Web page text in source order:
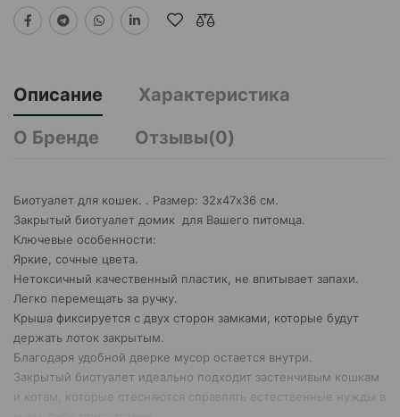
Описание
Характеристика
О Бренде
Отзывы(0)
Биотуалет для кошек. . Размер: 32х47х36 см.
Закрытый биотуалет домик для Вашего питомца.
Ключевые особенности:
Яркие, сочные цвета.
Нетоксичный качественный пластик, не впитывает запахи.
Легко перемещать за ручку.
Крыша фиксируется с двух сторон замками, которые будут
держать лоток закрытым.
Благодаря удобной дверке мусор остается внутри.
Закрытый биотуалет идеально подходит застенчивым кошкам
и котам, которые стесняются справлять естественные нужды в